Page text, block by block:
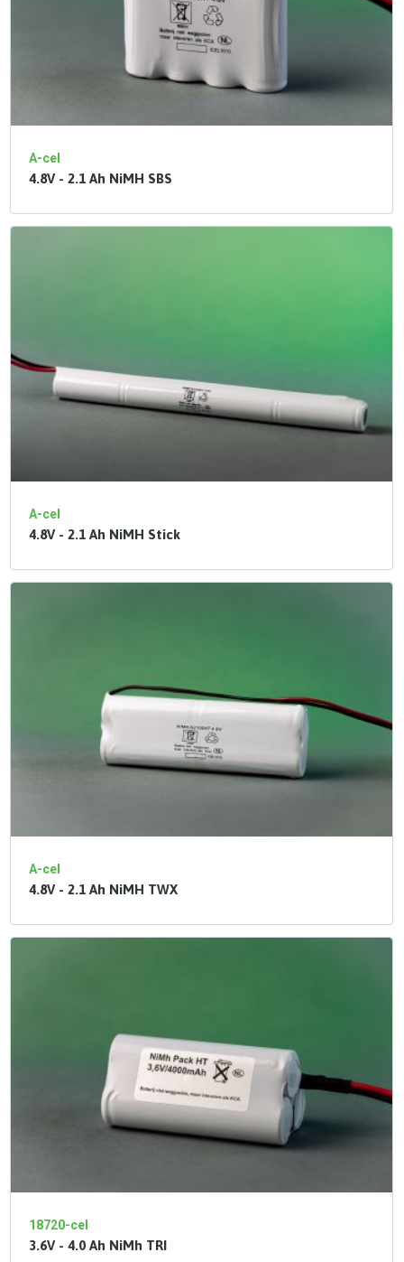
A-cel
4.8V - 2.1 Ah NiMH SBS
A-cel
4.8V - 2.1 Ah NiMH Stick
A-cel
4.8V - 2.1 Ah NiMH TWX
18720-cel
3.6V - 4.0 Ah NiMh TRI